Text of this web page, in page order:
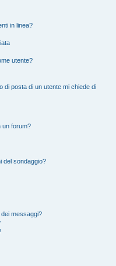
in linea?
utente?
di posta di un utente mi chiede di
un forum?
del sondaggio?
dei messaggi?